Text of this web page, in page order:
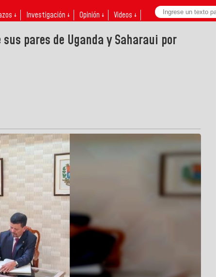
↓ Investigación ↓ Opinión ↓ Videos ↓
pares de Uganda y Saharaui por